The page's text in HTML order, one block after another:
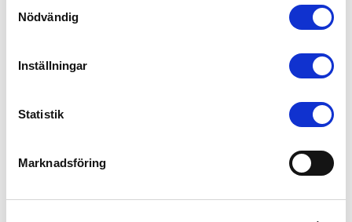
Nödvändig
Inställningar
Statistik
Marknadsföring
Ledningen för bolaget har varit verksam i branschen i 40 år.
Bemannia tecknar nytt ramavtal med